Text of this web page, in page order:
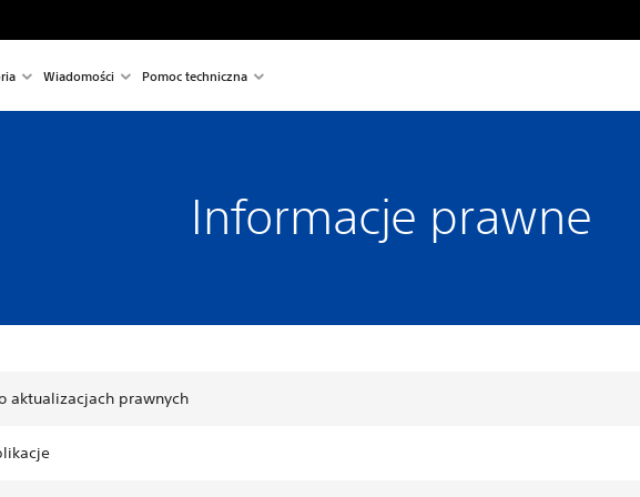
Wiadomości Pomoc techniczna
Informacje prawne
aktualizacjach prawnych